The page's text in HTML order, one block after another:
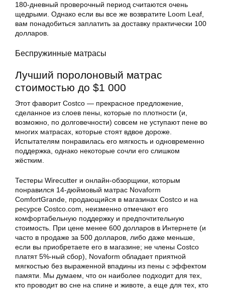
180-дневный проверочный период считаются очень
щедрыми. Однако если вы все же возвратите Loom Leaf,
вам понадобиться заплатить за доставку практически 100
долларов.
Беспружинные матрасы
Лучший поролоновый матрас
стоимостью до $1 000
Этот фаворит Costco — прекрасное предложение,
сделанное из слоев пены, которые по плотности (и,
возможно, по долговечности) совсем не уступают пене во
многих матрасах, которые стоят вдвое дороже.
Испытателям понравилась его мягкость и одновременно
поддержка, однако некоторые сочли его слишком
жёстким.
Тестеры Wirecutter и онлайн-обзорщики, которым
понравился 14-дюймовый матрас Novaform
ComfortGrande, продающийся в магазинах Costco и на
ресурсе Costco.com, неизменно отмечают его
комфортабельную поддержку и предпочтительную
стоимость. При цене менее 600 долларов в Интернете (и
часто в продаже за 500 долларов, либо даже меньше,
если вы приобретаете его в магазине; не члены Costco
платят 5%-ный сбор), Novaform обладает приятной
мягкостью без выраженной впадины из пены с эффектом
памяти. Мы думаем, что он наиболее подходит для тех,
кто проводит во сне на спине и животе, а еще для тех, кто